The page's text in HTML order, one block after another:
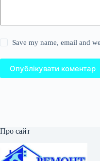
Save my name, email and
Опублікувати коментар
Про сайт